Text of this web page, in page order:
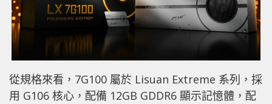
從規格來看，7G100 屬於 Lisuan Extreme 系列，採
用 G106 核心，配備 12GB GDDR6 顯示記憶體，配